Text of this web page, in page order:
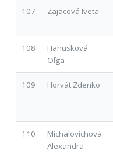
107 Zajacová Iveta
108
Hanusková
Oľga
109 Horvát Zdenko
110
Michalovíchová
Alexandra